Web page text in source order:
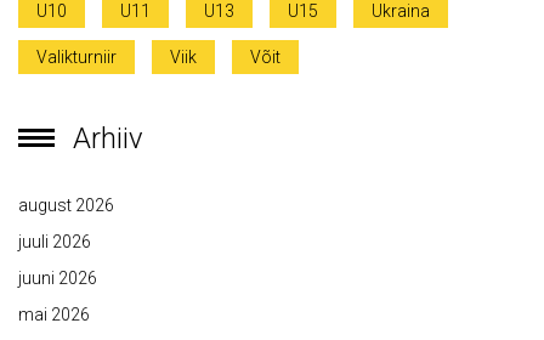
U10 U11 U13 U15 Ukraina
Valikturniir Viik Võit
Arhiiv
august 2026
juuli 2026
juuni 2026
mai 2026